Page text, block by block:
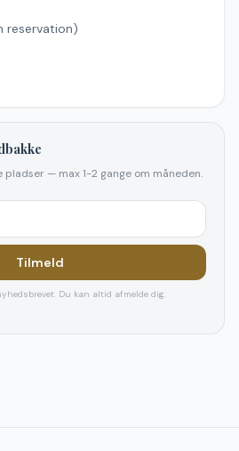
reservation)
— max 1-2 gange om måneden.
Tilmeld
Du kan altid afmelde dig.